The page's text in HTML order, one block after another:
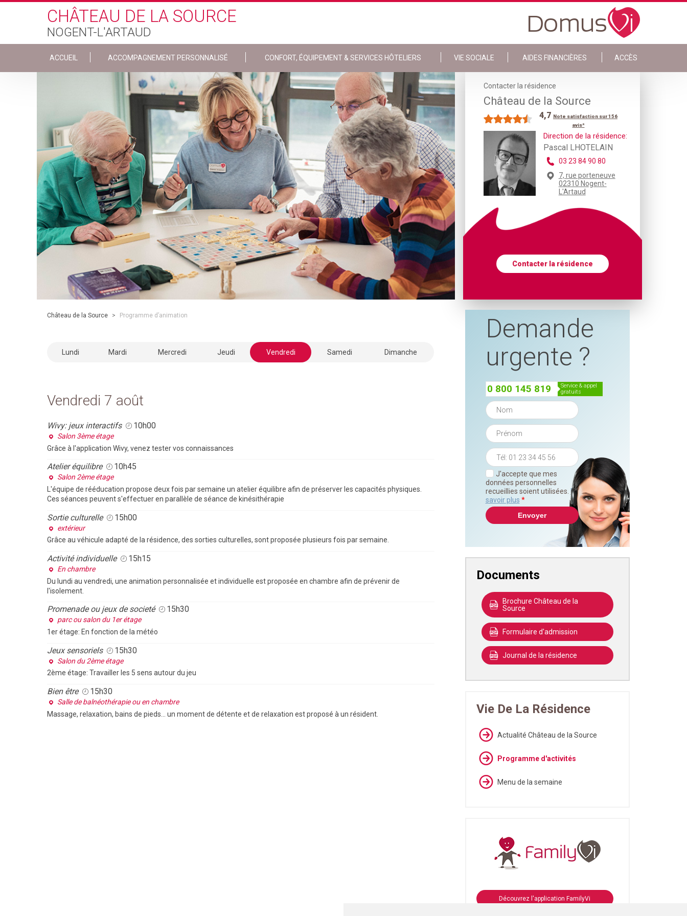
Skip to main content
CHÂTEAU DE LA SOURCE
NOGENT-L'ARTAUD
ACCUEIL ACCOMPAGNEMENT PERSONNALISÉ CONFORT, ÉQUIPEMENT & SERVICES HÔTELIERS VIE SOCIALE AIDES FINANCIÈRES ACCÈS
Château de la Source > Programme d’animation
Lundi Mardi Mercredi Jeudi Vendredi Samedi Dimanche
Vendredi 7 août
Wivy: jeux interactifs 10h00
Salon 3ème étage
Grâce à l'application Wivy, venez tester vos connaissances
Atelier équilibre 10h45
Salon 2ème étage
L'équipe de rééducation propose deux fois par semaine un atelier équilibre afin de préserver les capacités physiques.
Ces séances peuvent s'effectuer en parallèle de séance de kinésithérapie
Sortie culturelle 15h00
extérieur
Grâce au véhicule adapté de la résidence, des sorties culturelles, sont proposée plusieurs fois par semaine.
Activité individuelle 15h15
En chambre
Du lundi au vendredi, une animation personnalisée et individuelle est proposée en chambre afin de prévenir de
l'isolement.
Promenade ou jeux de societé 15h30
parc ou salon du 1er étage
1er étage: En fonction de la météo
Jeux sensoriels 15h30
Salon du 2ème étage
2ème étage: Travailler les 5 sens autour du jeu
Bien être 15h30
Salle de balnéothérapie ou en chambre
Massage, relaxation, bains de pieds... un moment de détente et de relaxation est proposé à un résident.
Contacter la résidence
Château de la Source
4,7 Note satisfaction sur 156
avis*
Direction de la résidence:
Pascal LHOTELAIN
03 23 84 90 80
7, rue porteneuve
02310 Nogent-
L'Artaud
Contacter la résidence
Demande
urgente ?
0 800 145 819
service & appel
gratuits
J'accepte que mes
données personnelles
recueillies soient utilisées. En
savoir plus *
Documents
Brochure Château de la
Source
Formulaire d'admission
Journal de la résidence
Vie De La Résidence
Actualité Château de la Source
Programme d'activités
Menu de la semaine
Découvrez l'application FamilyVi